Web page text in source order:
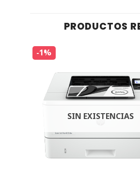
PRODUCTOS
-1%
SIN EXISTENCIAS